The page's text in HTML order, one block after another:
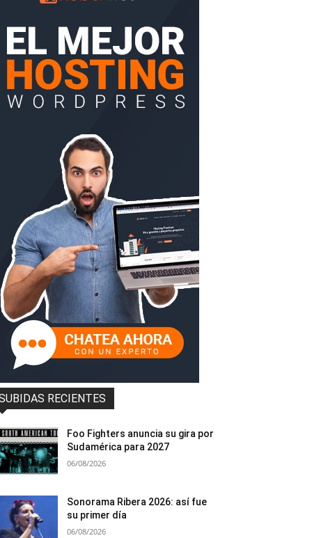
RECIENTES
Foo Fighters anuncia su gira por
Sudamérica para 2027
06/08/2026
Sonorama Ribera 2026: así fue
su primer día
06/08/2026